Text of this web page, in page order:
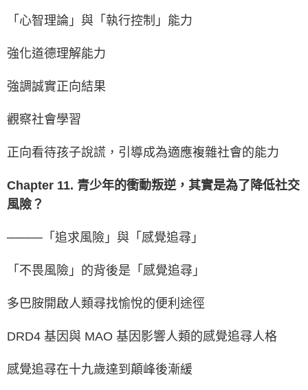
「心智理論」與「執行控制」能力
強化道德理解能力
強調誠實正向結果
觀察社會學習
正向看待孩子說謊，引導成為適應複雜社會的能力
Chapter 11. 青少年的衝動叛逆，其實是為了降低社交
風險？
────「追求風險」與「感覺追尋」
「不畏風險」的背後是「感覺追尋」
多巴胺開啟人類尋找愉悅的便利途徑
DRD4 基因與 MAO 基因影響人類的感覺追尋人格
感覺追尋在十九歲達到顛峰後漸緩